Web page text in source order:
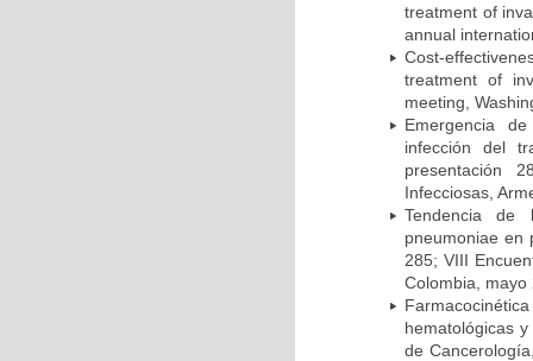
treatment of
annual
Cost-
treatment of
meeting,
Emergencia
infección del
presentación
Infecciosas,
Tendencia de
pneumoniae en
285; VIII
Colombia, mayo
hematológicas
de